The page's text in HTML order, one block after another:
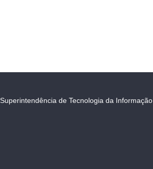
Superintendência de Tecnologia da Informação